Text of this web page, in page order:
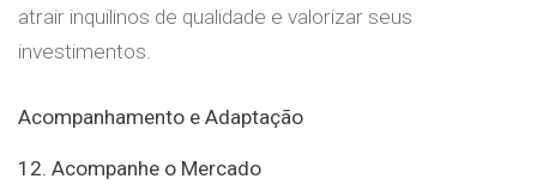
atrair inquilinos de qualidade e valorizar seus
investimentos.
Acompanhamento e Adaptação
12. Acompanhe o Mercado